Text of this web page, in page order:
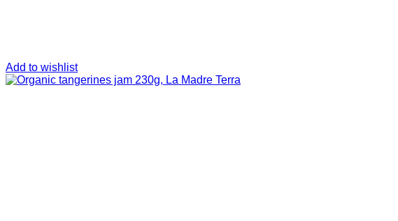
Add to wishlist